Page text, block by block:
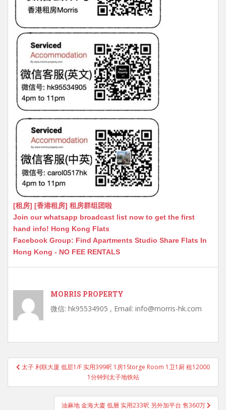
[租房] [香港租房] 租房群组团啦
Join our whatsapp broadcast list now to get the first
hand info! Hong Kong Flats
Facebook Group: Find Apartments Studio Share Flats In
Hong Kong - NO FEE RENTALS
MORRIS PROPERTY
微信: hk95534905 , Email: info@morris-hk.com
Post
navigation
太子 利联大厦 低层1/F 实用399呎 1房1Storge Room 1卫1厨 租12000
1分钟到太子地铁站
油麻地 金海大廈 低層 实用233呎 另外加平台 售360万